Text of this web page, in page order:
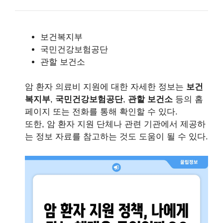
보건복지부
국민건강보험공단
관할 보건소
암 환자 의료비 지원에 대한 자세한 정보는 보건
복지부, 국민건강보험공단, 관할 보건소 등의 홈
페이지 또는 전화를 통해 확인할 수 있다.
또한, 암 환자 지원 단체나 관련 기관에서 제공하
는 정보 자료를 참고하는 것도 도움이 될 수 있다.